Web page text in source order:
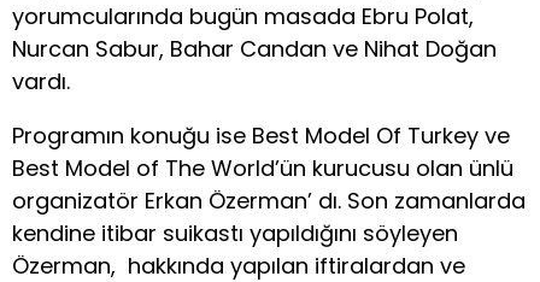
yorumcularında bugün masada Ebru Polat,
Nurcan Sabur, Bahar Candan ve Nihat Doğan
vardı.
Programın konuğu ise Best Model Of Turkey ve
Best Model of The World’ün kurucusu olan ünlü
organizatör Erkan Özerman’ dı. Son zamanlarda
kendine itibar suikastı yapıldığını söyleyen
Özerman, hakkında yapılan iftiralardan ve